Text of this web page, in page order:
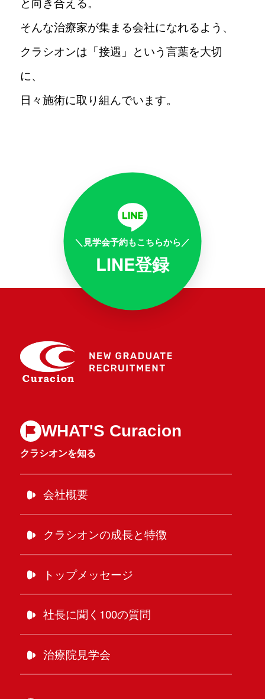
そんな治療家が集まる会社になれるよう、
クラシオンは「接遇」という言葉を大切
に、
日々施術に取り組んでいます。
＼見学会予約もこちらから／
LINE登録
WHAT'S Curacion
クラシオンを知る
会社概要
クラシオンの成長と特徴
トップメッセージ
社長に聞く100の質問
治療院見学会